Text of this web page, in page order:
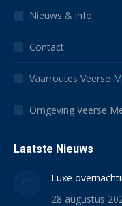
Nieuws & info
Contact
Vaarroutes Veerse
Omgeving Veerse
Laatste Nieuws
Luxe
28 augustus